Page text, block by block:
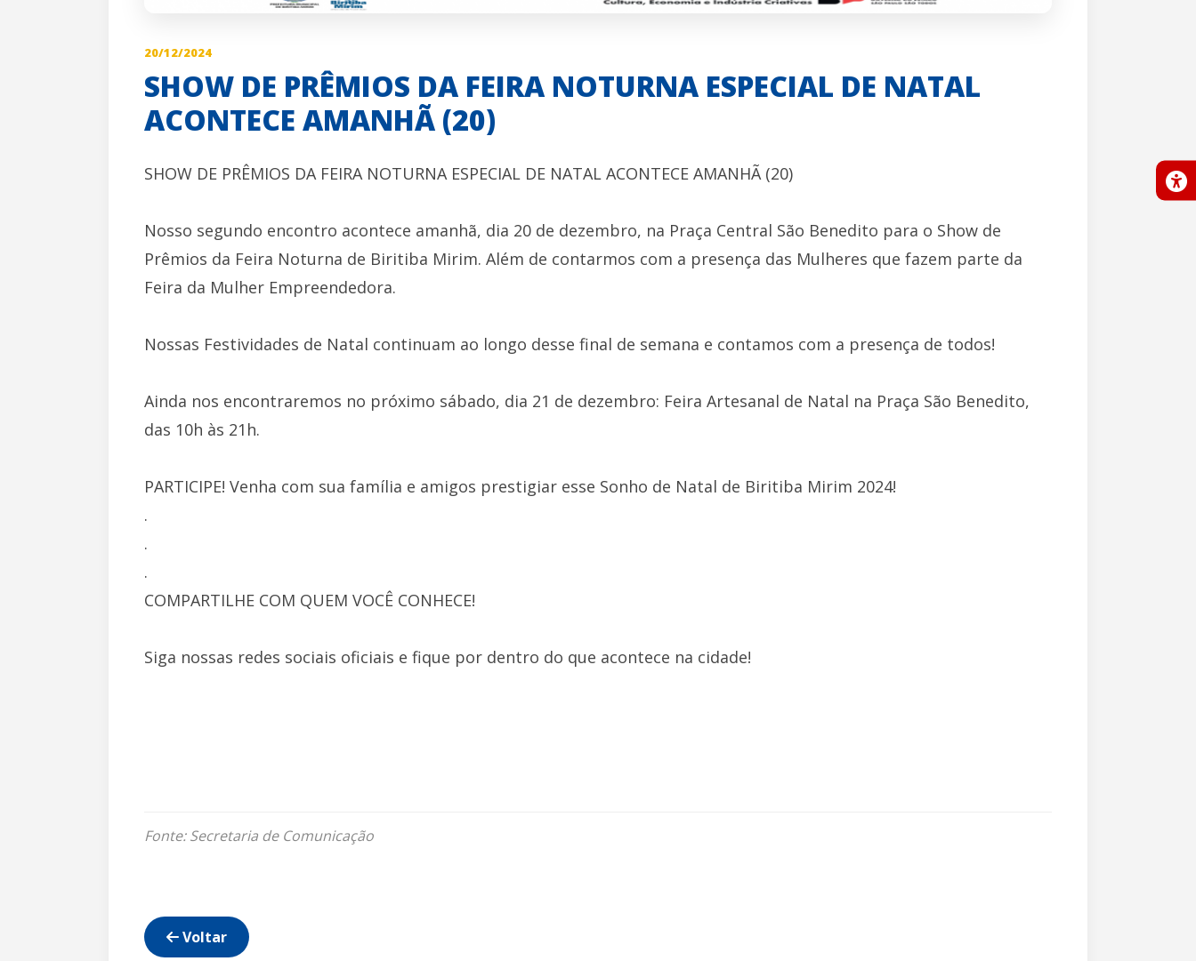
20/12/2024
SHOW DE PRÊMIOS DA FEIRA NOTURNA ESPECIAL DE NATAL
ACONTECE AMANHÃ (20)
SHOW DE PRÊMIOS DA FEIRA NOTURNA ESPECIAL DE NATAL ACONTECE AMANHÃ (20)
Nosso segundo encontro acontece amanhã, dia 20 de dezembro, na Praça Central São Benedito para o Show de
Prêmios da Feira Noturna de Biritiba Mirim. Além de contarmos com a presença das Mulheres que fazem parte da
Feira da Mulher Empreendedora.
Nossas Festividades de Natal continuam ao longo desse final de semana e contamos com a presença de todos!
Ainda nos encontraremos no próximo sábado, dia 21 de dezembro: Feira Artesanal de Natal na Praça São Benedito,
das 10h às 21h.
PARTICIPE! Venha com sua família e amigos prestigiar esse Sonho de Natal de Biritiba Mirim 2024!
.
.
.
COMPARTILHE COM QUEM VOCÊ CONHECE!
Siga nossas redes sociais oficiais e fique por dentro do que acontece na cidade!
Fonte: Secretaria de Comunicação
Voltar